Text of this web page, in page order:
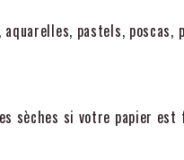
pastels,
sèches si votre papier